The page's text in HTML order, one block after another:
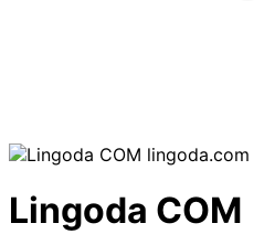
lingoda.com
Lingoda COM